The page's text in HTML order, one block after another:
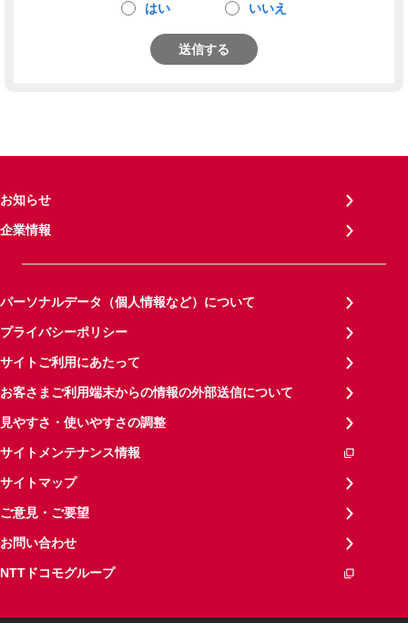
はい いいえ
送信する
お知らせ
企業情報
パーソナルデータ（個人情報など）について
プライバシーポリシー
サイトご利用にあたって
お客さまご利用端末からの情報の外部送信について
見やすさ・使いやすさの調整
サイトメンテナンス情報
サイトマップ
ご意見・ご要望
お問い合わせ
NTTドコモグループ